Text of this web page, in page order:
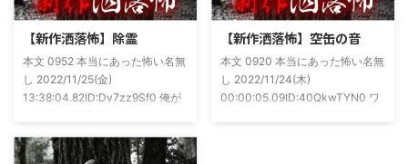
ージ
54ee5238af1
た！ドンピシャ！と嬉しい声もあ
合ったのが大学生のAちゃん。彼
女もオカルト系な話が好きで(そ
もそも仲良くなったのは北の大地
が舞台の金塊を巡る漫画)ちょく
【新作洒落怖】除霊
本文 0952 本当にあった怖い名無
し 2022/11/25(金)
13:38:04.82ID:Dv7zz9Sf0 俺が
(以後A)は頻繁に「あ、あそこに
【新作洒落怖】空缶の音
本文 0920 本当にあった怖い名無
し 2022/11/24(木)
00:00:05.09ID:40QkwTYN0 ワ